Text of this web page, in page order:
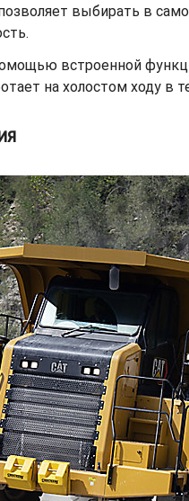
выбирать в
встроенной
на холостом ходу в